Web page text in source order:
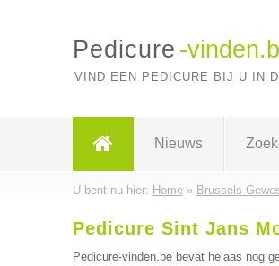
Pedicure -
VIND EEN PEDICURE BIJ U IN
Nieuws
U bent nu hier: Home» Brussels-
Pedicure Sint Jans
Pedicure-vinden.be bevat helaas nog